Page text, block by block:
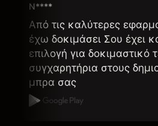
N****
Από τις καλύτερες
έχω δοκιμάσει Σου έχει
επιλογή για δοκιμαστικό
συγχαρητήρια στους
μπρα σας